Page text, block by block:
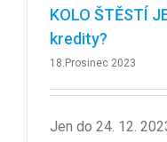
KOLO ŠTĚSTÍ
kredity?
18.Prosinec 2023
Jen do 24. 12.